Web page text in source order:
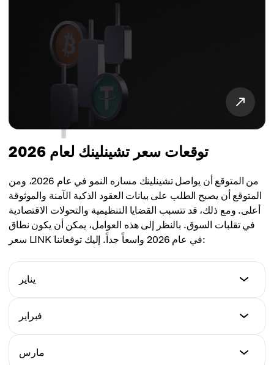
توقعات سعر تشينلينك لعام 2026
من المتوقع أن يواصل تشينلينك مساره النمو في عام 2026، ومن
المتوقع أن يصبح الطلب على بيانات العقود الذكية الآمنة والموثوقة
أعلى. ومع ذلك، قد تتسبب القضايا التنظيمية والتحولات الاقتصادية
في تقلبات السوق. بالنظر إلى هذه العوامل، يمكن أن يكون نطاق
سعر LINK في عام 2026 واسعاً جداً. إليك توقعاتنا:
يناير
السعر الأدنى
$9.40
السعر الأقصى
فبراير
السعر الأدنى
$8.17
مارس